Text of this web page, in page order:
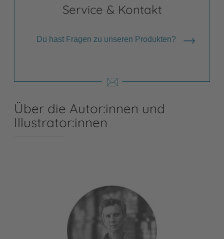
Service & Kontakt
Du hast Fragen zu unseren Produkten?
Über die Autor:innen und
Illustrator:innen